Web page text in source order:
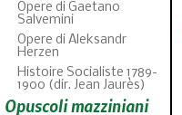
Opere di Gaetano
Salvemini
Opere di Aleksandr
Herzen
Histoire Socialiste 1789-
1900 (dir. Jean Jaurès)
Opuscoli mazziniani